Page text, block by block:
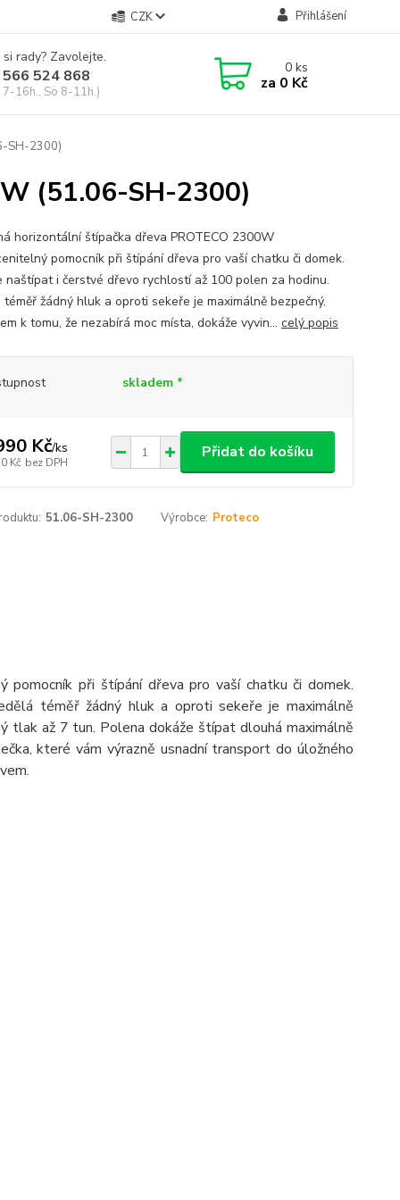
CZK Přihlášení
rady? Zavolejte.
524 868
7-16h., So 8-11h.)
0ks
za 0 Kč
SH-2300)
(51.06-SH-2300)
horizontální štípačka dřeva PROTECO 2300W
pomocník při štípání dřeva pro vaší chatku či domek.
naštípat i čerstvé dřevo rychlostí až 100 polen za hodinu.
téměř žádný hluk a oproti sekeře je maximálně bezpečný.
k tomu, že nezabírá moc místa, dokáže vyvin... celý popis
skladem *
Kč/ks
Kč bez DPH
Přidat do košíku
51.06-SH-2300 Výrobce: Proteco
při štípání dřeva pro vaší chatku či domek.
téměř žádný hluk a oproti sekeře je maximálně
tlak až 7 tun. Polena dokáže štípat dlouhá maximálně
které vám výrazně usnadní transport do úložného